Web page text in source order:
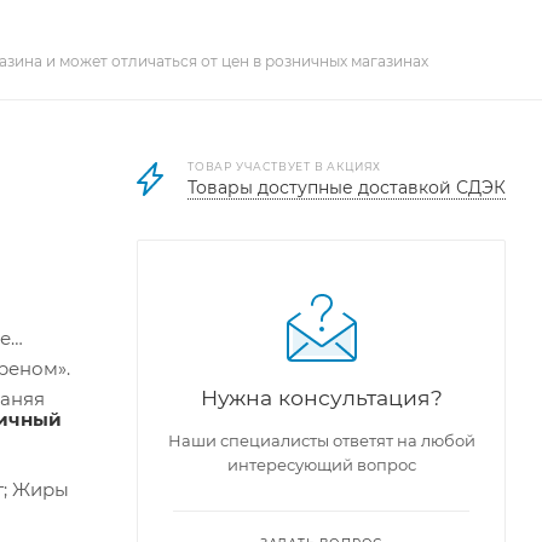
и может отличаться от цен в розничных магазинах
Жиры
ТОВАР УЧАСТВУЕТ В АКЦИЯХ
Товары доступные доставкой СДЭК
Нужна консультация?
Наши специалисты ответят на любой
интересующий вопрос